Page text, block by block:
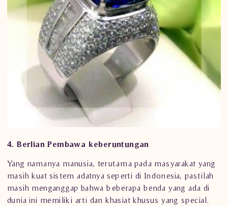
4. Berlian Pembawa keberuntungan
Yang namanya manusia, terutama pada masyarakat yang
masih kuat sistem adatnya seperti di Indonesia, pastilah
masih menganggap bahwa beberapa benda yang ada di
dunia ini memiliki arti dan khasiat khusus yang special.